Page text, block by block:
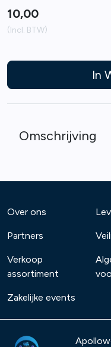
10,00
(Incl. BTW)
In
Omschrijving
Over ons
Partners
Verkoop
assortiment
Zakelijke events